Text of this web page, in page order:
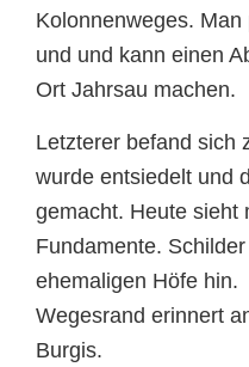
Kolonnenweges.
und und kann einen
Ort Jahrsau machen.
Letzterer befand sich
wurde entsiedelt und
gemacht. Heute sieht
Fundamente.
ehemaligen Höfe hin.
Wegesrand erinnert
Burgis.